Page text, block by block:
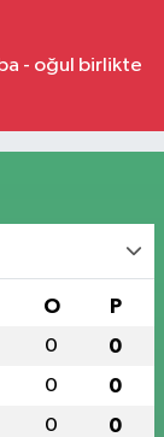
- oğul birlikte
O P
0 0
0 0
0 0